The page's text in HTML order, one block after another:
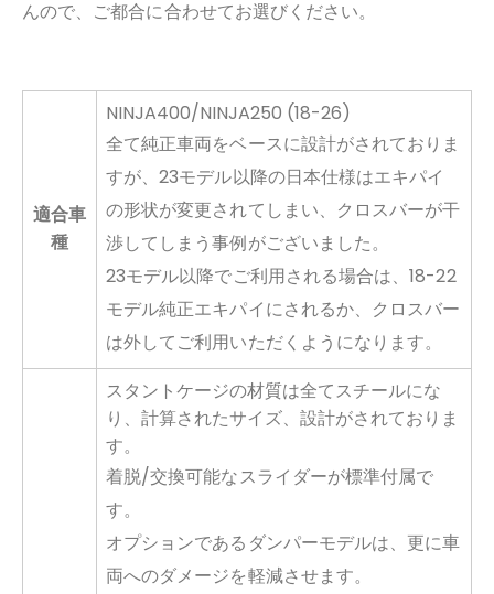
んので、ご都合に合わせてお選びください。
適合車
種
NINJA400/NINJA250 (18-26)
全て純正車両をベースに設計がされておりま
すが、23モデル以降の日本仕様はエキパイ
の形状が変更されてしまい、クロスバーが干
渉してしまう事例がございました。
23モデル以降でご利用される場合は、18-22
モデル純正エキパイにされるか、クロスバー
は外してご利用いただくようになります。
スタントケージの材質は全てスチールにな
り、計算されたサイズ、設計がされておりま
す。
着脱/交換可能なスライダーが標準付属で
す。
オプションであるダンパーモデルは、更に車
両へのダメージを軽減させます。